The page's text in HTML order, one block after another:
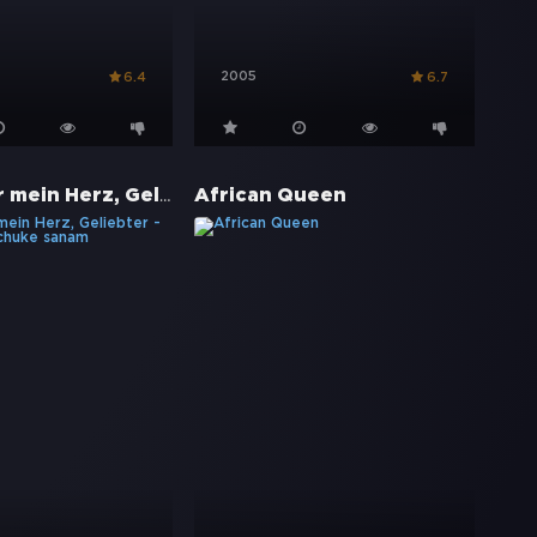
6.4 2005 6.7
Ich gab Dir mein Herz, Geliebter - Hum dil de chuke sanam African Queen